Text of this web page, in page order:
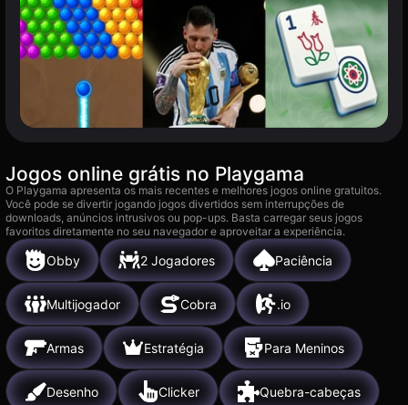
Jogos online grátis no Playgama
O Playgama apresenta os mais recentes e melhores jogos online gratuitos.
Você pode se divertir jogando jogos divertidos sem interrupções de
downloads, anúncios intrusivos ou pop-ups. Basta carregar seus jogos
favoritos diretamente no seu navegador e aproveitar a experiência.
Obby 2 Jogadores Paciência
Multijogador Cobra .io
Armas Estratégia Para Meninos
Desenho Clicker Quebra-cabeças